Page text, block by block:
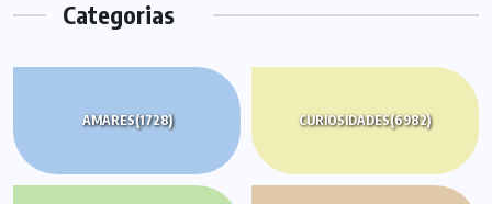
Categorias
AMARES(1728) CURIOSIDADES(6982)